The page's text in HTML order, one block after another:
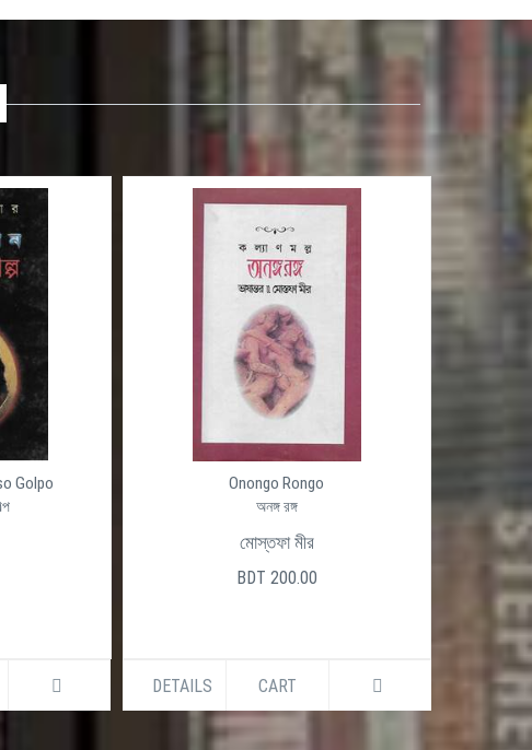
Golpo Onongo Rongo
অনঙ্গ রঙ্গ
মোস্তফা মীর
BDT 200.00
DETAILS CART DETAILS